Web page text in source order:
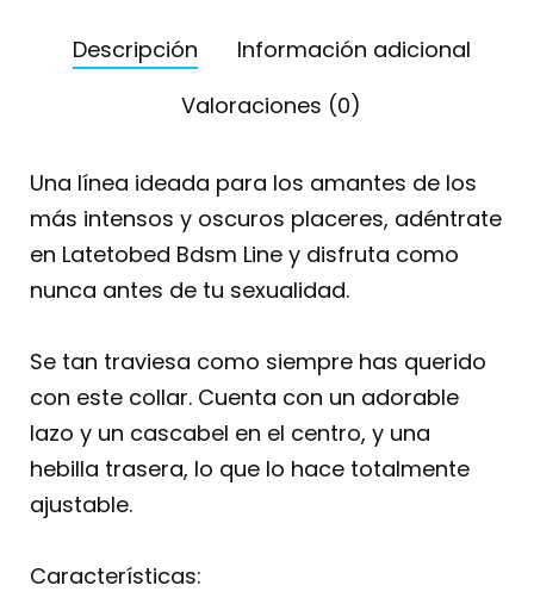
Descripción
Información adicional
Valoraciones (0)
Una línea ideada para los amantes de los
más intensos y oscuros placeres, adéntrate
en Latetobed Bdsm Line y disfruta como
nunca antes de tu sexualidad.
Se tan traviesa como siempre has querido
con este collar. Cuenta con un adorable
lazo y un cascabel en el centro, y una
hebilla trasera, lo que lo hace totalmente
ajustable.
Características: